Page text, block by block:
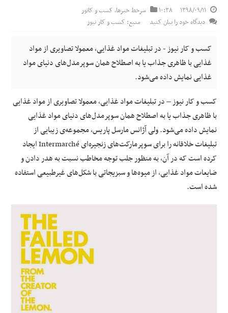
۱۳۹۸/۰۹/۱۱ ۱۰:۳۸ سرخط خبرها, کسب و کاتور
دیدگاه خود را بیان کنید
منبع: کسب و کار نیوز
کسب و کار نیوز - در تبلیغات مواد غذایی، معمولا تصاویری از مواد
غذایی با ظاهری جذاب یا به اصطلاح همان سوپرمدل‌های دنیای مواد
غذایی نمایش داده می‌شود.
کسب و کار نیوز – در تبلیغات مواد غذایی، معمولا تصاویری از مواد غذایی
با ظاهری جذاب یا به اصطلاح همان سوپرمدل‌های دنیای مواد غذایی
نمایش داده می‌شود. ولی آژانس مارسل پاریس، مجموعه‌ی زیبایی از
تبلیغات خلاقانه را برای سوپرمارکت‌های زنجیره‌ای Intermarché ایجاد
کرده است که در آن، به منظور جلب توجه مخاطب نسبت به هدر دادن و
ضایعات مواد غذایی، از میوه‌ها و سبزیجاتی با شکل‌های غیرطبیعی استفاده
شده است.